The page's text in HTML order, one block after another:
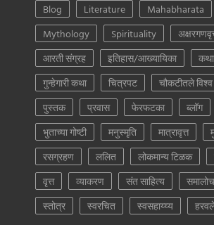
Blog Literature
Mahabharata
Mythology
Spirituality
आरती संग्रह
इतिहास/आख्यायिका कथा
गुन्हेगारी कथा
चित्रपट चौकटीतले विश्व
पुस्तक
प्रवास फेरफटका ब्लॉग
भुताच्या गोष्टी
मनुस्मृति मात्रावृत्त
रसग्रहण
ललित लोकमान्य टिळक
वृत्त
व्याकरण संत साहित्य
स्तोत्र
स्वरचित स्वसहाय्य्य